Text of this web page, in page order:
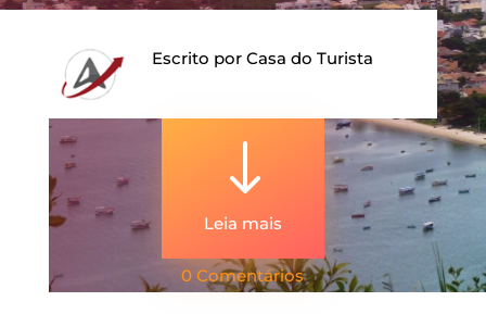
Escrito por Casa do Turista
"
Leia mais
0 Comentários